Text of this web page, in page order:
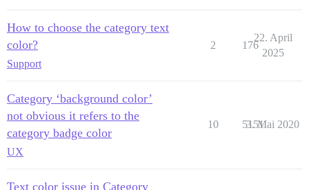
How to choose the category text
color?
Support
2 176
22. April
2025
Category ‘background color’
not obvious it refers to the
category badge color
UX
10 5151
3. Mai 2020
Text color issue in Category